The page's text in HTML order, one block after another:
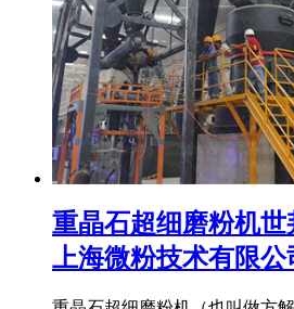
重晶石超细磨粉机世
上海微粉技术有限公